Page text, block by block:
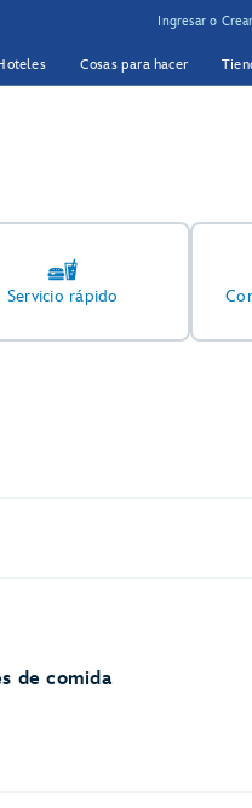
Ingresar o
Cosas para hacer
Servicio rápido
de comida